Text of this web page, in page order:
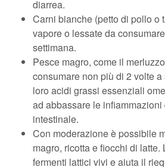
diarrea.
Carni bianche (petto di pollo o
vapore o lessate da
settimana.
Pesce magro, come il
consumare non più di 2 volte
loro acidi grassi essenziali
ad abbassare le
intestinale.
Con moderazione è possibile
magro, ricotta e fiocchi di latte.
fermenti lattici vivi e aiuta il